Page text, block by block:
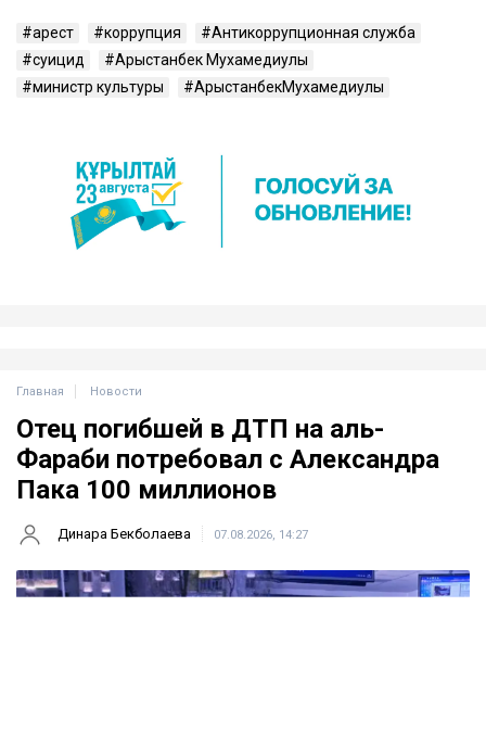
арест коррупция
Антикоррупционная служба
суицид
Арыстанбек Мухамедиулы
министр культуры
АрыстанбекМухамедиулы